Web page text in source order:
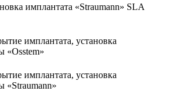
имплантата «Straumann» SLA
имплантата, установка
«Osstem»
имплантата, установка
«Straumann»